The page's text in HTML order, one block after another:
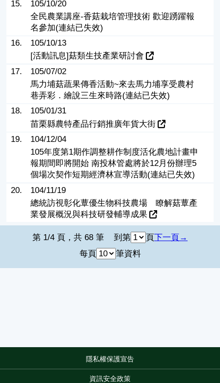
15.
105/10/20
全民農業講座-香菇栽培管理技術 歡迎踴躍報
名參加(連結已失效)
16.
105/10/13
[活動訊息]菇類生技產業研討會
17.
105/07/02
馬力埔菇蔬果傳香活動~來去馬力埔享受農村
巷弄彩．繪說三生來時路(連結已失效)
18.
105/01/31
苗栗縣農特產品行銷推廣年貨大街
19.
104/12/04
105年度第1期作調整耕作制度活化農地計畫申
報期間即將開始 南投林管處將於12月份辦理5
個場次契作短期經濟林宣導活動(連結已失效)
20.
104/11/19
總統訪視彰化蕈優生物科技農場 瞭解菇蕈產
業發展概況與科技研發輔導成果
第 1/4 頁，共 68 筆 到第 頁下一頁
每頁
筆資料
隱私權保護宣告
資訊安全政策